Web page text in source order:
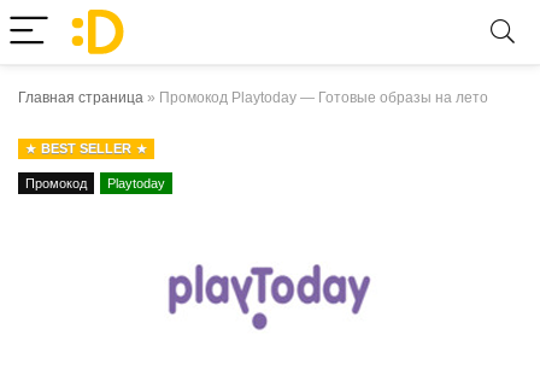
Главная страница » Промокод Playtoday — Готовые образы на лето
BEST SELLER
Промокод Playtoday